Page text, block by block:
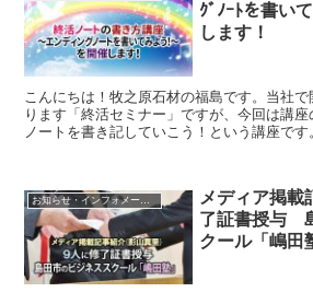
ｸﾞﾉｰﾄを書い
します！
こんにちは！牧之原石材の福島です。当社
ります「終活セミナー」ですが、今回は講
ノートを書き記していこう！という講座です
お知らせ・インフォメーション
メディア掲載
了証書授与
クール「嶋田